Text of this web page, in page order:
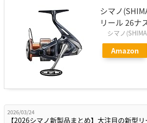
シマノ
リール 26ナ
シマノ
Amazon
2026/03/24
【2026シマノ新製品まとめ】大注目の新型リ